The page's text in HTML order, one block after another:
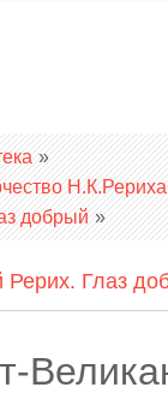
»
Н.К.Рериха
добрый »
Рерих. Глаз